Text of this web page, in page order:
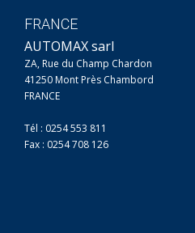
FRANCE
AUTOMAX sarl
ZA, Rue du Champ Chardon
41250 Mont Près Chambord
FRANCE
Tél : 0254 553 811
Fax : 0254 708 126